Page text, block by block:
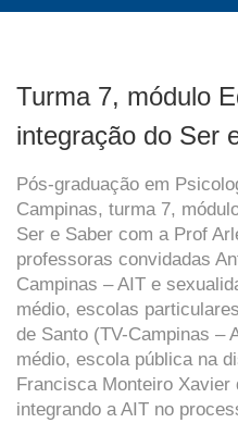
Turma 7, módulo
integração do Ser
Pós-graduação em
Campinas, turma 7,
Ser e Saber com a Prof
professoras convidadas
Campinas – AIT e
médio, escolas
de Santo (TV-Campinas –
médio, escola pública na
Francisca Monteiro
integrando a AIT no